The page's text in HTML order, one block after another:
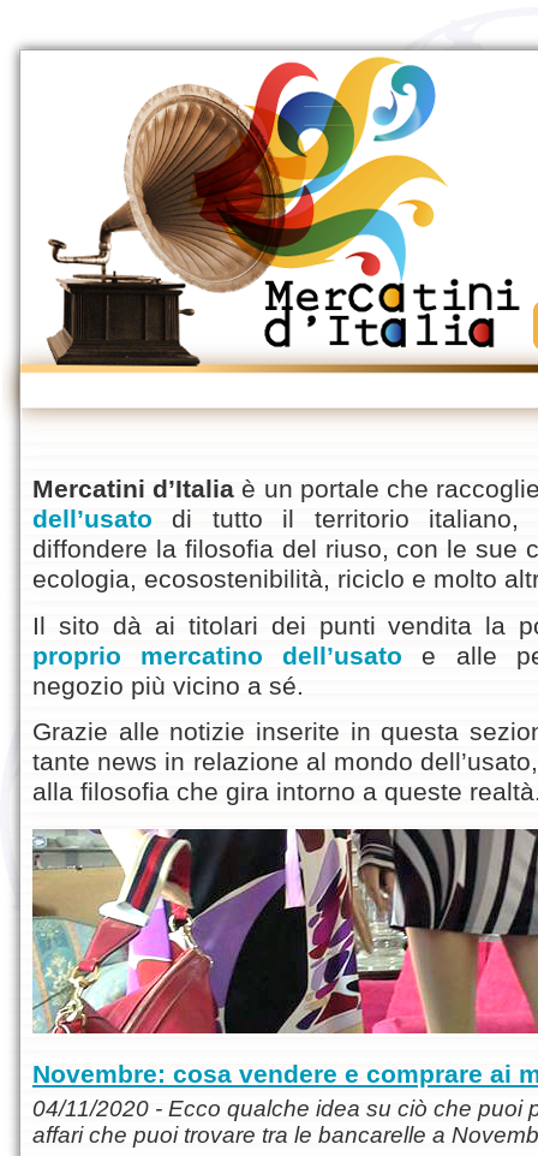
Mercatini d’Italia è un portale che
dell’usato di tutto il territorio italiano,
diffondere la filosofia del riuso, con le sue
ecologia, ecosostenibilità, riciclo e molto
Il sito dà ai titolari dei punti vendita la
proprio mercatino dell’usato e alle
negozio più vicino a sé.
Grazie alle notizie inserite in questa
tante news in relazione al mondo
alla filosofia che gira intorno a queste
Novembre: cosa vendere e comprare ai
04/11/2020 - Ecco qualche idea su ciò che puoi
affari che puoi trovare tra le bancarelle a